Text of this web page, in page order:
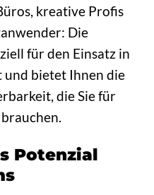
kreative Profis
Die
für den Einsatz in
und bietet Ihnen die
die Sie für
Potenzial